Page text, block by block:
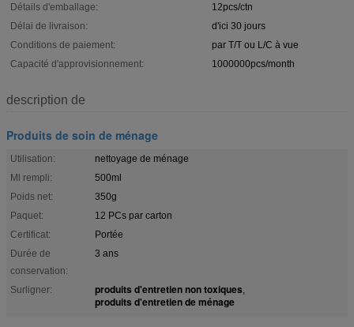
Détails d'emballage:
12pcs/ctn
Délai de livraison:
d'ici 30 jours
Conditions de paiement:
par T/T ou L/C à vue
Capacité d'approvisionnement:
1000000pcs/month
description de
Produits de soin de ménage
Utilisation:
nettoyage de ménage
Ml rempli:
500ml
Poids net:
350g
Paquet:
12 PCs par carton
Certificat:
Portée
Durée de
conservation:
3 ans
Surligner: produits d'entretien non toxiques,
produits d'entretien de ménage